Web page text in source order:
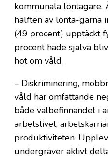
kommunala löntagare.
hälften av lönta-garna
(49 procent) upptäckt
procent hade själva
hot om våld.
– Diskriminering,
våld har omfattande
både välbefinnandet i
arbetslivet,
produktiviteten.
undergräver aktivt